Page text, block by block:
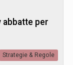
abbatte per
Strategie & Regole